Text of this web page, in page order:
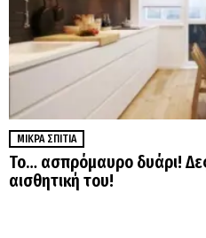
ΜΙΚΡΆ ΣΠΊΤΙΑ
Το… ασπρόμαυρο δυάρι!
αισθητική του!